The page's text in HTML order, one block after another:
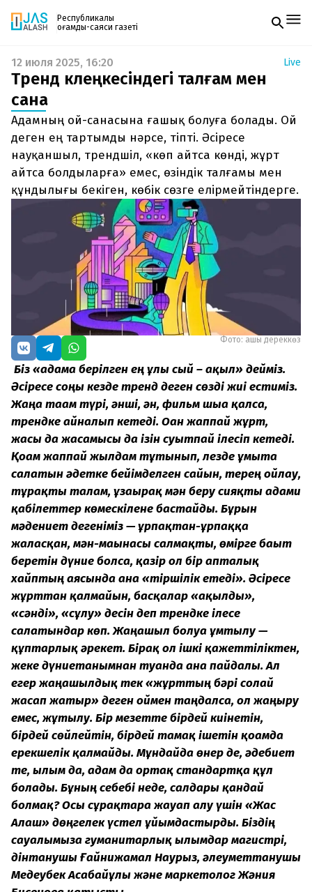
Республикалық
қоғамдық-саяси газеті
Жаңалықтар
Спорт
Live
Руханият
Аймақ
Архив
Заң және тәртіп
Редакциямен байланыс
+7 708 604 51 06
+7 701 220 64 52
zhasalash100@gmail.com
Газетке жазылу
PDF форматтағы газетті ай сайын электронды
поштаңызға алып отырыңыз. Жаңа нөмір
шыққан сәтте сізге бірден жіберіледі. Тек email
енгізіңіз, біз қалғанын өзіміз жібереміз.
12 июля 2025, 16:20 Live
Тренд көлеңкесіндегі талғам мен
сана
Адамның ой-санасына ғашық болуға болады. Ой
деген ең тартымды нәрсе, тіпті. Әсіресе
науқаншыл, трендшіл, «көп айтса көнді, жұрт
айтса болдыларға» емес, өзіндік талғамы мен
құндылығы бекіген, көбік сөзге елірмейтіндерге.
Фото: ашық дереккөз
Біз «адамға берілген ең ұлы сый – ақыл» дейміз.
Әсіресе соңғы кезде тренд деген сөзді жиі естиміз.
Жаңа тағам түрі, әнші, ән, фильм шыға қалса,
трендке айналып кетеді. Оған жаппай жұрт,
жасы да жасамысы да ізін суытпай ілесіп кетеді.
Қоғам жаппай жылдам тұтынып, лезде ұмыта
салатын әдетке бейімделген сайын, терең ойлау,
тұрақты талғам, ұзағырақ мән беру сияқты адами
қабілеттер көмескілене бастайды. Бұрын
мәдениет дегеніміз — ұрпақтан-ұрпаққа
жалғасқан, мән-мағынасы салмақты, өмірге бағыт
беретін дүние болса, қазір ол бір апталық
хайптың аясында ғана «тіршілік етеді». Әсіресе
жұрттан қалмайын, басқалар «ақылды»,
«сәнді», «сұлу» десін деп трендке ілесе
салатындар көп. Жаңашыл болуға ұмтылу —
құптарлық әрекет. Бірақ ол ішкі қажеттіліктен,
жеке дүниетанымнан туғанда ғана пайдалы. Ал
егер жаңашылдық тек «жұрттың бәрі солай
жасап жатыр» деген оймен таңдалса, ол жаңғыру
емес, жұтылу. Бір мезетте бірдей киінетін,
бірдей сөйлейтін, бірдей тамақ ішетін қоғамда
ерекшелік қалмайды. Мұндайда өнер де, әдебиет
те, ғылым да, адам да ортақ стандартқа құл
болады. Бұның себебі неде, салдары қандай
болмақ? Осы сұрақтарға жауап алу үшін «Жас
Алаш» дөңгелек үстел ұйымдастырды. Біздің
сауалымызға гуманитарлық ғылымдар магистрі,
дінтанушы Ғайнижамал Наурыз, әлеуметтанушы
Медеубек Асабайұлы және маркетолог Жәния